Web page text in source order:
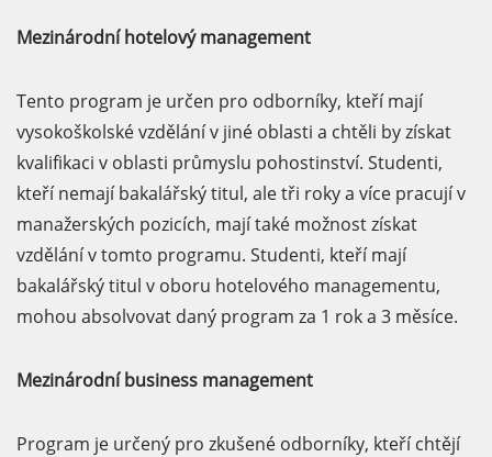
Mezinárodní hotelový management
Tento program je určen pro odborníky, kteří mají
vysokoškolské vzdělání v jiné oblasti a chtěli by získat
kvalifikaci v oblasti průmyslu pohostinství. Studenti,
kteří nemají bakalářský titul, ale tři roky a více pracují v
manažerských pozicích, mají také možnost získat
vzdělání v tomto programu. Studenti, kteří mají
bakalářský titul v oboru hotelového managementu,
mohou absolvovat daný program za 1 rok a 3 měsíce.
Mezinárodní business management
Program je určený pro zkušené odborníky, kteří chtějí